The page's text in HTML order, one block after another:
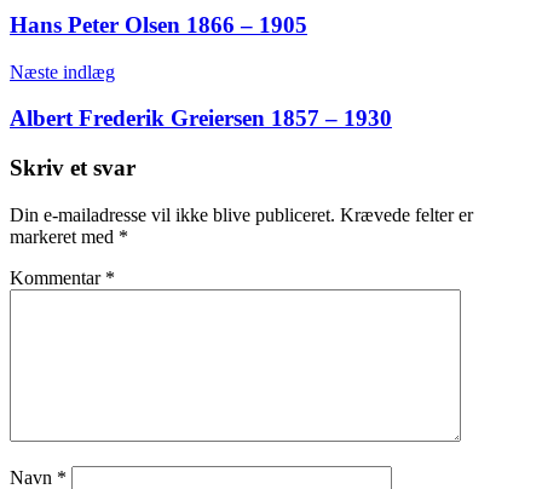
Hans Peter Olsen 1866 – 1905
Næste indlæg
Albert Frederik Greiersen 1857 – 1930
Skriv et svar
Din e-mailadresse vil ikke blive publiceret. Krævede felter er
markeret med *
Kommentar *
Navn *